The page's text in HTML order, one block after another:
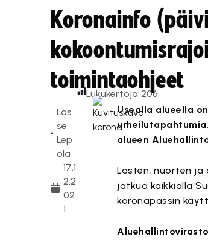
Koronainfo
toimintaohjeet
Las
se
Lep
ola
17.1
2.2
02
1
Lukukertoja:206
Usealla alueella
alueen
Lasten, nuorten
jatkua kaikkialla
koronapassin